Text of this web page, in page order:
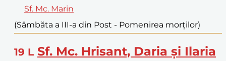
Sf. Mc. Marin
(Sâmbăta a III-a din Post - Pomenirea morţilor)
19 L Sf. Mc. Hrisant, Daria şi Ilaria